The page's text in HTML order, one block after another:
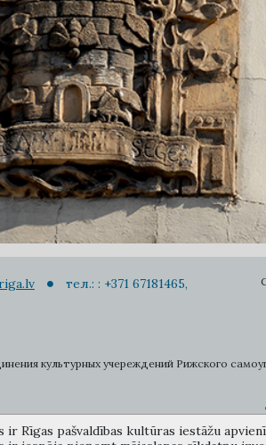
тел.: : +371 67181465,
культурных учереждений Рижского
ir Rīgas pašvaldības kultūras iestāžu